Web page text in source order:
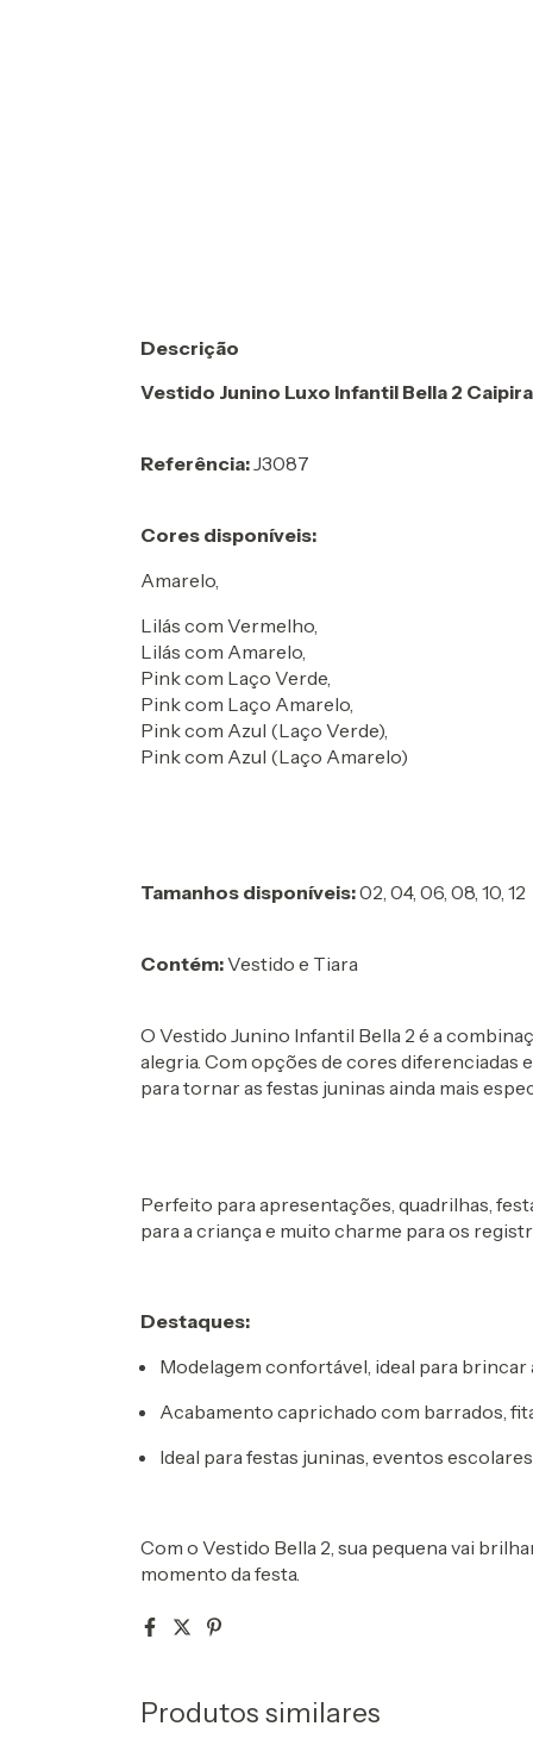
Descrição
Vestido Junino Luxo Infantil Bella 2
Referência:J3087
Cores disponíveis:
Amarelo,
Lilás com Vermelho,
Lilás com Amarelo,
Pink com Laço Verde,
Pink com Laço Amarelo,
Pink com Azul (Laço Verde),
Pink com Azul (Laço Amarelo)
Tamanhos disponíveis:02, 04, 06, 08, 10, 12
Contém:Vestido e Tiara
O Vestido Junino Infantil Bella 2 é a
alegria. Com opções de cores diferenciadas
para tornar as festas juninas ainda mais
Perfeito para apresentações, quadrilhas,
para a criança e muito charme para os
Destaques:
Modelagem confortável, ideal para brincar
Acabamento caprichado com barrados,
Ideal para festas juninas, eventos
Com o Vestido Bella 2, sua pequena vai
momento da festa.
Produtos similares